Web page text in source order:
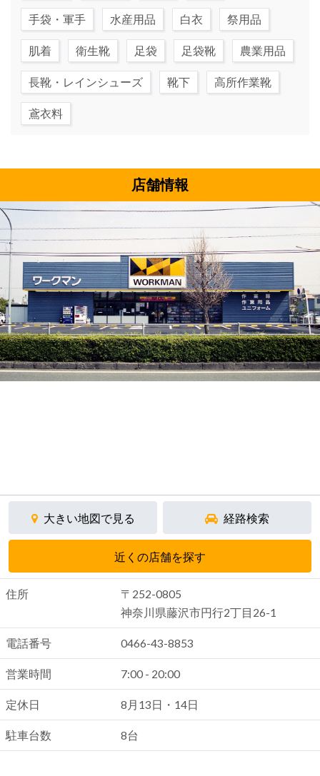
手袋・軍手 水産用品 白衣 祭用品
肌着 衛生靴 足袋 足袋靴 農業用品
長靴・レインシューズ 靴下 高所作業靴
鳶衣料
店舗情報
大きい地図で見る 経路検索
近くの店舗を探す
住所
〒252-0805
神奈川県藤沢市円行2丁目26-1
電話番号 0466-43-8853
営業時間 7:00 - 20:00
定休日 8月13日・14日
駐車台数 8台